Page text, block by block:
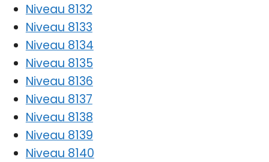
Niveau 8132
Niveau 8133
Niveau 8134
Niveau 8135
Niveau 8136
Niveau 8137
Niveau 8138
Niveau 8139
Niveau 8140